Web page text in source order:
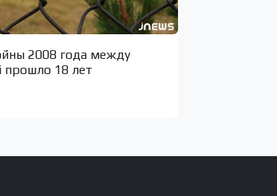
2008 года между
прошло 18 лет